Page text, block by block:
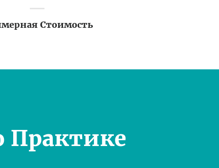
Стоимость
Практике